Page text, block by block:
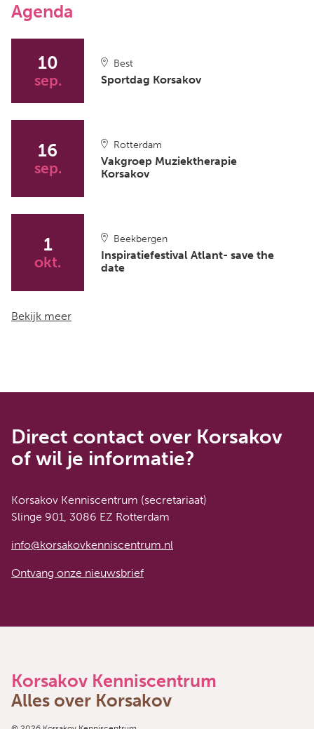
Agenda
10
sep.
Best
Sportdag Korsakov
16
sep.
Rotterdam
Vakgroep Muziektherapie
Korsakov
1
okt.
Beekbergen
Inspiratiefestival Atlant- save the
date
Bekijk meer
Direct contact over Korsakov
of wil je informatie?
Korsakov Kenniscentrum (secretariaat)
Slinge 901, 3086 EZ Rotterdam
info@korsakovkenniscentrum.nl
Ontvang onze nieuwsbrief
Korsakov Kenniscentrum
Alles over Korsakov